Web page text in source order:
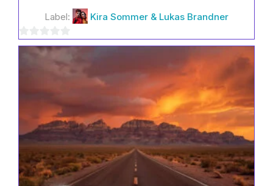
mehrere
auf.
Optionen
können
auf
Produktseite
gewählt
werden
Label: Kira Sommer & Lukas Brandner
0